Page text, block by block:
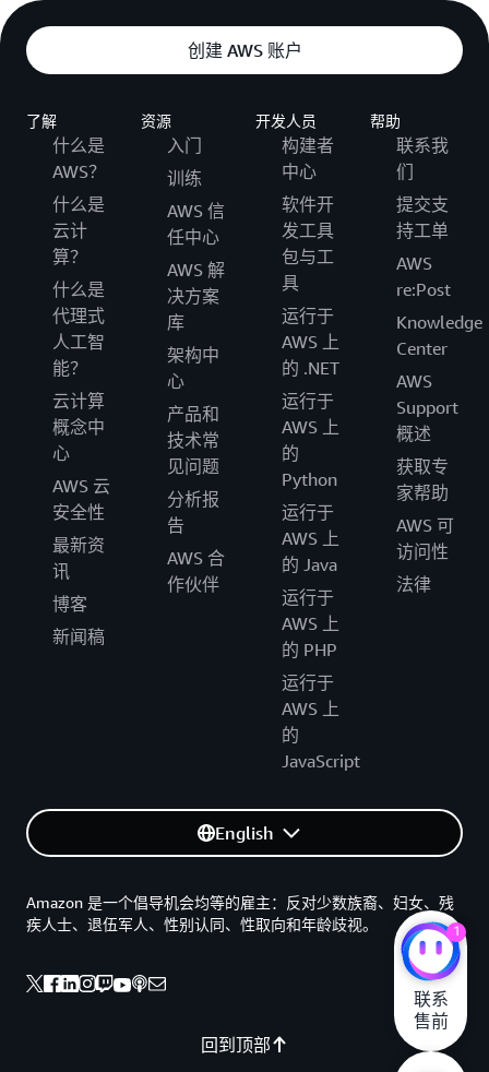
创建 AWS 账户
了解
什么是
AWS？
什么是
云计
算？
什么是
代理式
人工智
能？
云计算
概念中
心
AWS 云
安全性
最新资
讯
博客
新闻稿
资源
入门
训练
AWS 信
任中心
AWS 解
决方案
库
架构中
心
产品和
技术常
见问题
分析报
告
AWS 合
作伙伴
开发人员
构建者
中心
软件开
发工具
包与工
具
运行于
AWS 上
的 .NET
运行于
AWS 上
的
Python
运行于
AWS 上
的 Java
运行于
AWS 上
的 PHP
运行于
AWS 上
的
JavaScript
帮助
联系我
们
提交支
持工单
AWS
re:Post
Knowledge
Center
AWS
Support
概述
获取专
家帮助
AWS 可
访问性
法律
English
回到顶部
Amazon 是一个倡导机会均等的雇主：反对少数族裔、妇女、残
疾人士、退伍军人、性别认同、性取向和年龄歧视。
1
联系
售前